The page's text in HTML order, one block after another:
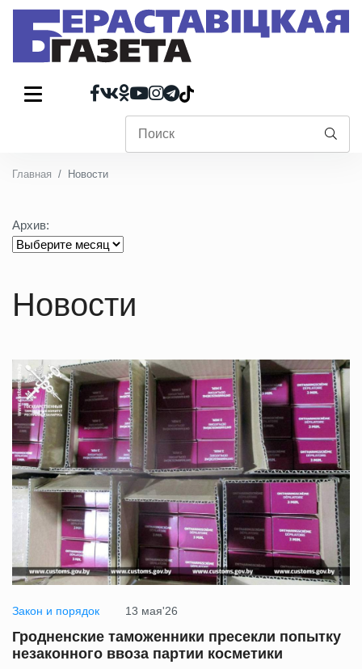
Главная Новости
Архив:
Новости
Закон и порядок 13 мая'26
Гродненские таможенники пресекли попытку
незаконного ввоза партии косметики